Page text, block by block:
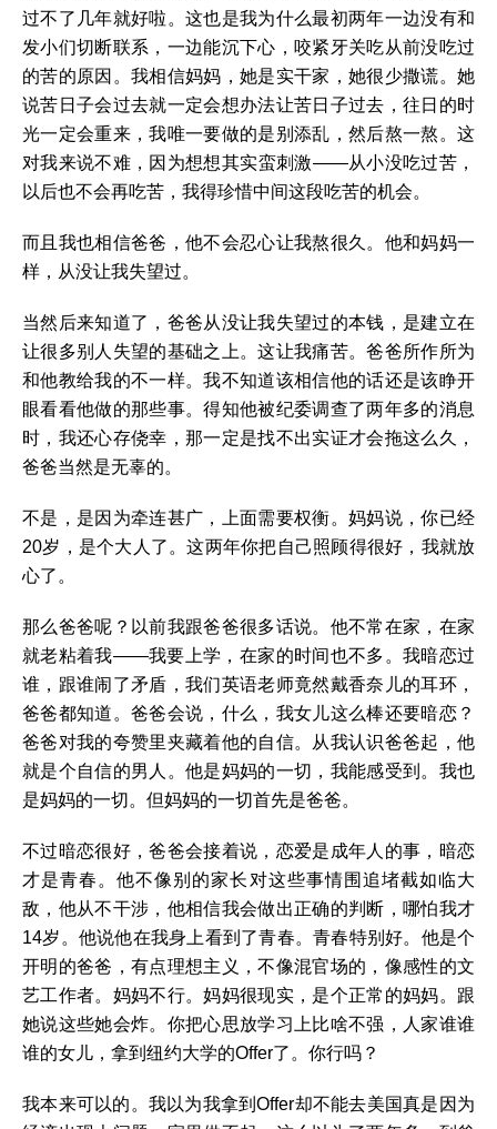
过不了几年就好啦。这也是我为什么最初两年一边没有和
发小们切断联系，一边能沉下心，咬紧牙关吃从前没吃过
的苦的原因。我相信妈妈，她是实干家，她很少撒谎。她
说苦日子会过去就一定会想办法让苦日子过去，往日的时
光一定会重来，我唯一要做的是别添乱，然后熬一熬。这
对我来说不难，因为想想其实蛮刺激——从小没吃过苦，
以后也不会再吃苦，我得珍惜中间这段吃苦的机会。
而且我也相信爸爸，他不会忍心让我熬很久。他和妈妈一
样，从没让我失望过。
当然后来知道了，爸爸从没让我失望过的本钱，是建立在
让很多别人失望的基础之上。这让我痛苦。爸爸所作所为
和他教给我的不一样。我不知道该相信他的话还是该睁开
眼看看他做的那些事。得知他被纪委调查了两年多的消息
时，我还心存侥幸，那一定是找不出实证才会拖这么久，
爸爸当然是无辜的。
不是，是因为牵连甚广，上面需要权衡。妈妈说，你已经
20岁，是个大人了。这两年你把自己照顾得很好，我就放
心了。
那么爸爸呢？以前我跟爸爸很多话说。他不常在家，在家
就老粘着我——我要上学，在家的时间也不多。我暗恋过
谁，跟谁闹了矛盾，我们英语老师竟然戴香奈儿的耳环，
爸爸都知道。爸爸会说，什么，我女儿这么棒还要暗恋？
爸爸对我的夸赞里夹藏着他的自信。从我认识爸爸起，他
就是个自信的男人。他是妈妈的一切，我能感受到。我也
是妈妈的一切。但妈妈的一切首先是爸爸。
不过暗恋很好，爸爸会接着说，恋爱是成年人的事，暗恋
才是青春。他不像别的家长对这些事情围追堵截如临大
敌，他从不干涉，他相信我会做出正确的判断，哪怕我才
14岁。他说他在我身上看到了青春。青春特别好。他是个
开明的爸爸，有点理想主义，不像混官场的，像感性的文
艺工作者。妈妈不行。妈妈很现实，是个正常的妈妈。跟
她说这些她会炸。你把心思放学习上比啥不强，人家谁谁
谁的女儿，拿到纽约大学的Offer了。你行吗？
我本来可以的。我以为我拿到Offer却不能去美国真是因为